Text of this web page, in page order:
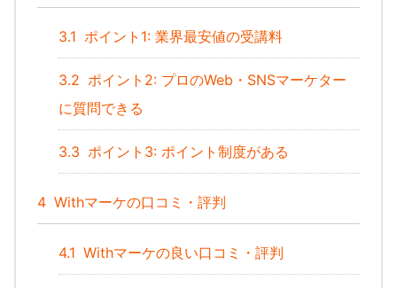
3.1 ポイント1: 業界最安値の受講料
3.2 ポイント2: プロのWeb・SNSマーケター
に質問できる
3.3 ポイント3: ポイント制度がある
4 Withマーケの口コミ・評判
4.1 Withマーケの良い口コミ・評判